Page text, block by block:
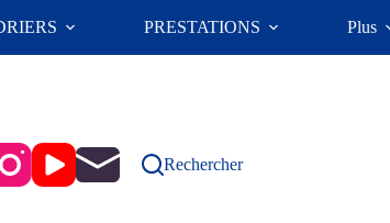
PRESTATIONS Plus
Rechercher